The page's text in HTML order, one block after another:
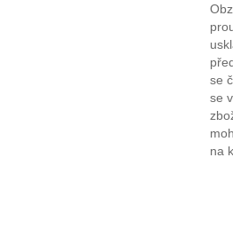
se
se
na